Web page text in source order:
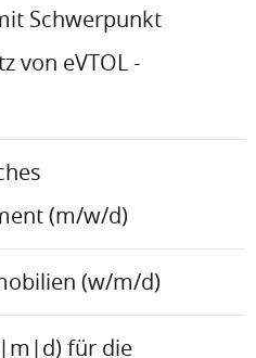
Schwerpunkt
von eVTOL -
(m/w/d)
(w/m/d)
für die